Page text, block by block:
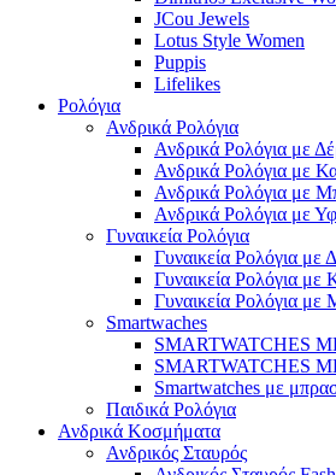
JCou Jewels
Lotus Style Women
Puppis
Lifelikes
Ρολόγια
Ανδρικά Ρολόγια
Ανδρικά Ρολόγια με
Ανδρικά Ρολόγια με
Ανδρικά Ρολόγια με
Ανδρικά Ρολόγια με
Γυναικεία Ρολόγια
Γυναικεία Ρολόγια με
Γυναικεία Ρολόγια με
Γυναικεία Ρολόγια με
Smartwaches
SMARTWATCHES
Smartwatches με
Παιδικά Ρολόγια
Ανδρικά Κοσμήματα
Ανδρικός Σταυρός